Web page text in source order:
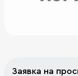
Заявка на